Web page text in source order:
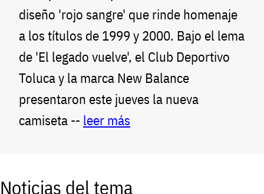
diseño 'rojo sangre' que rinde homenaje
a los títulos de 1999 y 2000. Bajo el lema
de 'El legado vuelve', el Club Deportivo
Toluca y la marca New Balance
presentaron este jueves la nueva
camiseta -- leer más
Noticias del tema